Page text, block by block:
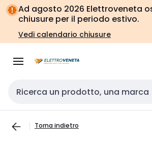
Vai alla
navigazione
Vai
alla
pagina
Ad agosto 2026 Elettroveneta
chiusure per il periodo estivo.
Vedi calendario chiusure
Cerca input
Torna indietro